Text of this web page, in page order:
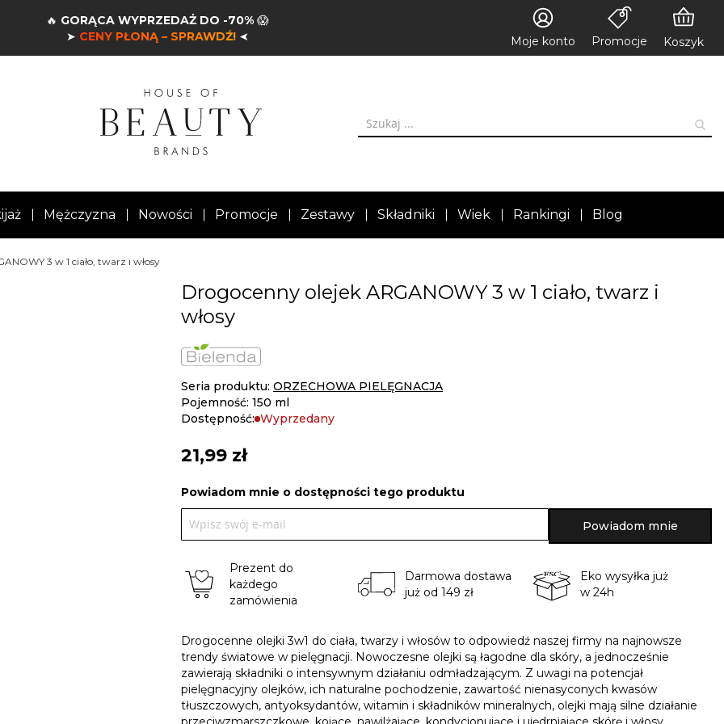
🔥 GORĄCA WYPRZEDAŻ DO -70%😱
➤ CENY PŁONĄ – SPRAWDŹ! ➤ Moje konto Promocje Koszyk
Mężczyzna Nowości Promocje Zestawy Składniki Wiek Rankingi Blog
3 w 1 ciało, twarz i włosy
Drogocenny olejek ARGANOWY 3 w 1 ciało, twarz i
włosy
Seria produktu: ORZECHOWA PIELĘGNACJA
Pojemność: 150 ml
Dostępność: Wyprzedany
21,99 zł
Powiadom mnie o dostępności tego produktu
Powiadom mnie
Prezent do
każdego
zamówienia
Darmowa dostawa
już od 149 zł
Eko wysyłka już
w 24h
Drogocenne olejki 3w1 do ciała, twarzy i włosów to odpowiedź naszej firmy na najnowsze
trendy światowe w pielęgnacji. Nowoczesne olejki są łagodne dla skóry, a jednocześnie
zawierają składniki o intensywnym działaniu odmładzającym. Z uwagi na potencjał
pielęgnacyjny olejków, ich naturalne pochodzenie, zawartość nienasyconych kwasów
tłuszczowych, antyoksydantów, witamin i składników mineralnych, olejki mają silne działanie